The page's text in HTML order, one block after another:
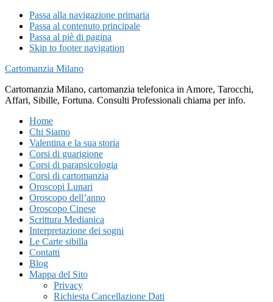
Passa alla navigazione primaria
Passa al contenuto principale
Passa al piè di pagina
Skip to footer navigation
Cartomanzia Milano
Cartomanzia Milano, cartomanzia telefonica in Amore, Tarocchi,
Affari, Sibille, Fortuna. Consulti Professionali chiama per info.
Home
Chi Siamo
Valentina e la sua storia
Corsi di guarigione
Corsi di parapsicologia
Corsi di cartomanzia
Oroscopi Lunari
Oroscopo dell’anno
Oroscopo Cinese
Scrittura Medianica
Interpretazione dei sogni
Le Carte sibilla
Contatti
Blog
Mappa del Sito
Privacy
Richiesta Cancellazione Dati